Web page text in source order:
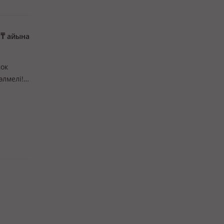
₸ айына